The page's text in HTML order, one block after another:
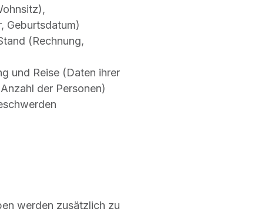
Geburtsdatum)
(Rechnung,
und Reise (Daten ihrer
der Personen)
werden zusätzlich zu